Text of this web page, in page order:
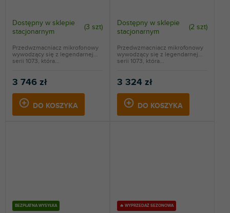
Dostępny w sklepie
stacjonarnym
(3 szt)
3 746 zł
DO KOSZYKA
Przedwzmacniacz mikrofonowy
wywodzący się z legendarnej
serii 1073, która...
Dostępny w sklepie
stacjonarnym
(2 szt)
3 324 zł
DO KOSZYKA
Przedwzmacniacz mikrofonowy
wywodzący się z legendarnej
serii 1073, która...
BEZPŁATNA WYSYŁKA 🔥 WYPRZEDAŻ SEZONOWA